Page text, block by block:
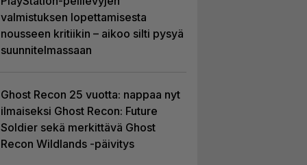
valmistuksen lopettamisesta
nousseen kritiikin – aikoo silti pysyä
suunnitelmassaan
Ghost Recon 25 vuotta: nappaa nyt
ilmaiseksi Ghost Recon: Future
Soldier sekä merkittävä Ghost
Recon Wildlands -päivitys